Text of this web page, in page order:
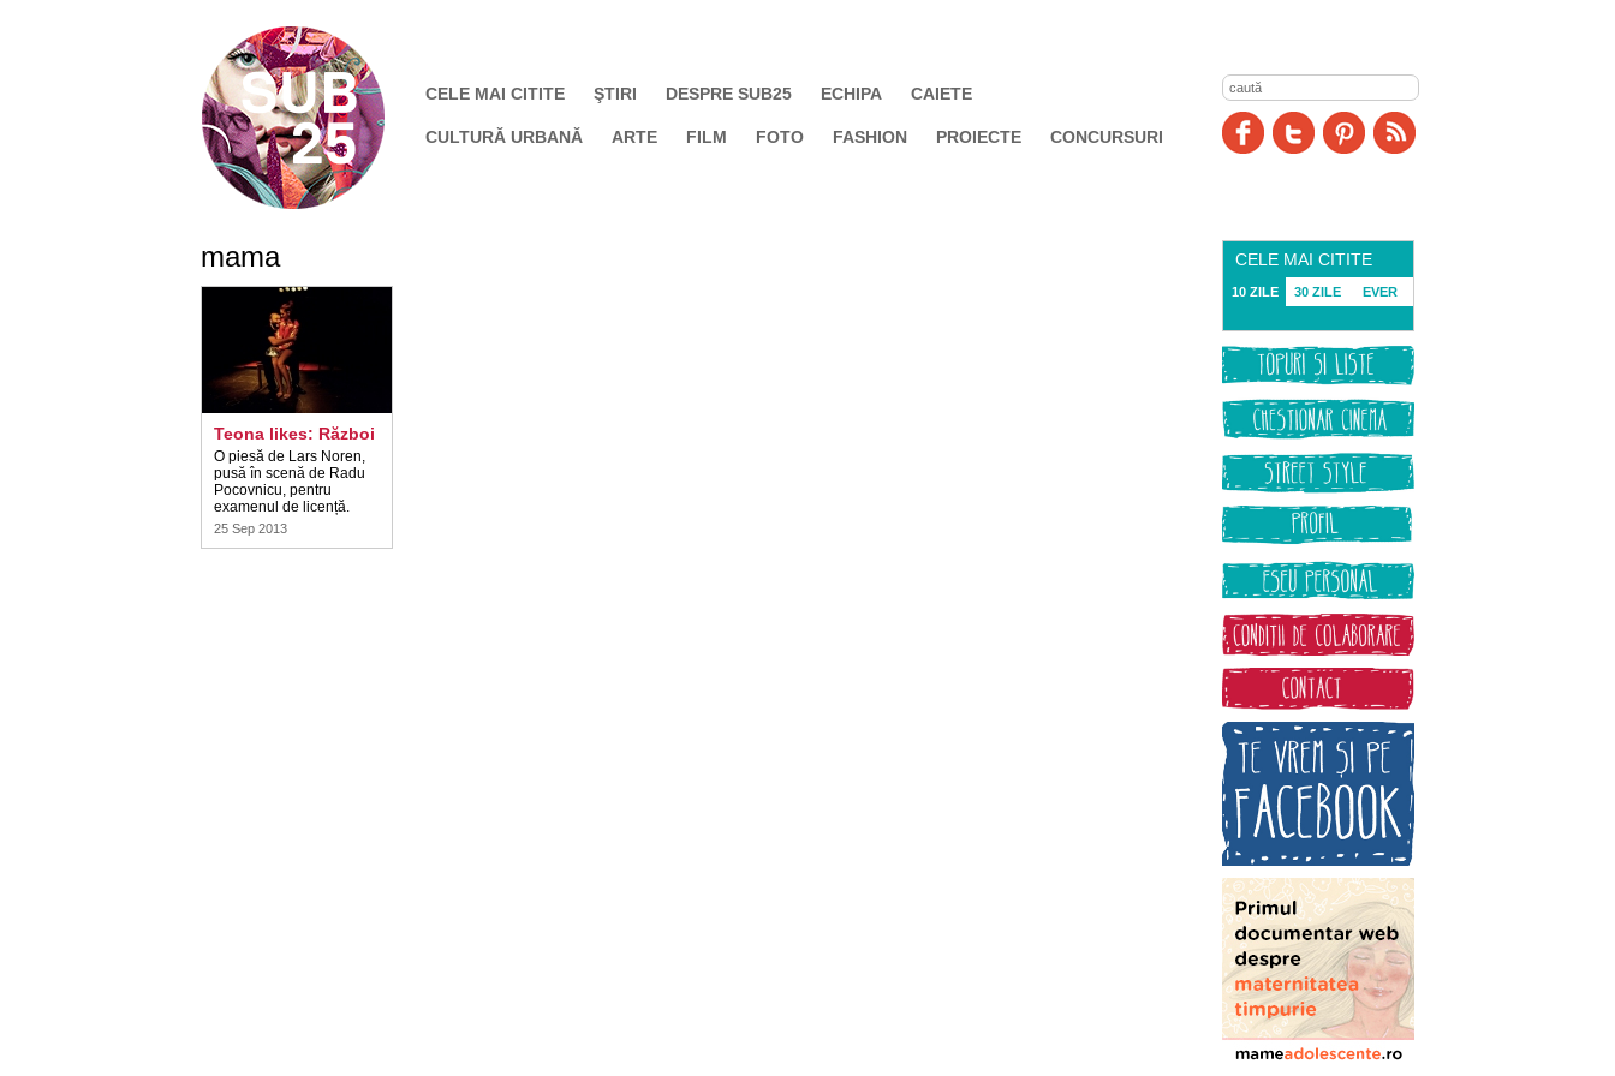
CELE MAI CITITE ŞTIRI DESPRE SUB25 ECHIPA CAIETE
CULTURĂ URBANĂ ARTE FILM FOTO FASHION PROIECTE CONCURSURI
mama
Teona likes: Război
O piesă de Lars Noren,
pusă în scenă de Radu
Pocovnicu, pentru
examenul de licență.
25 Sep 2013
CELE MAI CITITE
10 ZILE 30 ZILE EVER